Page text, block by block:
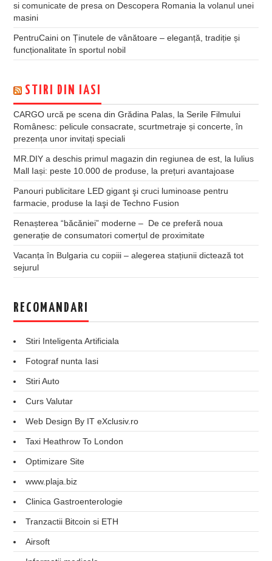
si comunicate de presa on Descopera Romania la volanul unei
masini
PentruCaini onȚinutele de vânătoare – eleganță, tradiție și
funcționalitate în sportul nobil
STIRI DIN IASI
CARGO urcă pe scena din Grădina Palas, la Serile Filmului
Românesc: pelicule consacrate, scurtmetraje și concerte, în
prezența unor invitați speciali
MR.DIY a deschis primul magazin din regiunea de est, la Iulius
Mall Iași: peste 10.000 de produse, la prețuri avantajoase
Panouri publicitare LED gigant şi cruci luminoase pentru
farmacie, produse la Iaşi de Techno Fusion
Renașterea “băcăniei” moderne – De ce preferă noua
generație de consumatori comerțul de proximitate
Vacanța în Bulgaria cu copiii – alegerea stațiunii dictează tot
sejurul
RECOMANDARI
Stiri Inteligenta Artificiala
Fotograf nunta Iasi
Stiri Auto
Curs Valutar
Web Design By IT eXclusiv.ro
Taxi Heathrow To London
Optimizare Site
www.plaja.biz
Clinica Gastroenterologie
Tranzactii Bitcoin si ETH
Airsoft